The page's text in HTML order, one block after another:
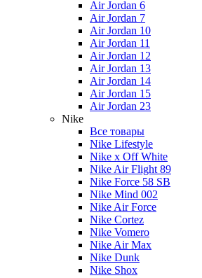
Air Jordan 6
Air Jordan 7
Air Jordan 10
Air Jordan 11
Air Jordan 12
Air Jordan 13
Air Jordan 14
Air Jordan 15
Air Jordan 23
Nike
Все товары
Nike Lifestyle
Nike x Off White
Nike Air Flight 89
Nike Force 58 SB
Nike Mind 002
Nike Air Force
Nike Cortez
Nike Vomero
Nike Air Max
Nike Dunk
Nike Shox